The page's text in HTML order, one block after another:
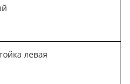
левая